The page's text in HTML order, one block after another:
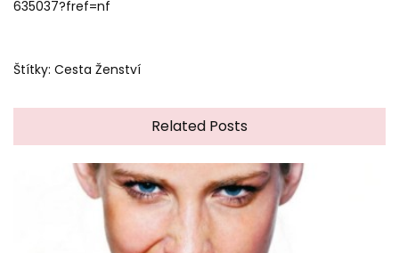
635037?fref=nf
Štítky: Cesta Ženství
Related Posts